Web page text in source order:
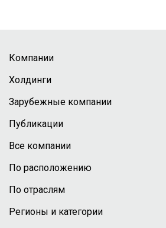
Компании
Холдинги
Зарубежные компании
Публикации
Все компании
По расположению
По отраслям
Регионы и категории